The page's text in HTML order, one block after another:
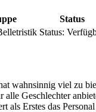
Status
Status:
wahnsinnig viel zu
alle Geschlechter
als Erstes das